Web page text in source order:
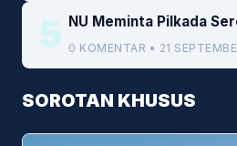
5 NU Meminta Pilkada
0 KOMENTAR • 21
SOROTAN KHUSUS